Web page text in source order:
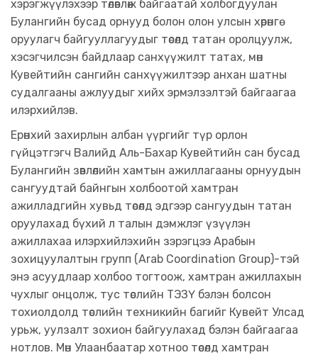
хэрэгжүүлэхээр төлөвлөж байгаатай холбогдуулан
Булангийн бусад орнууд болон олон улсын хөрөнгө
оруулагч байгууллагуудыг төсөлд татан оролцуулж,
хэсэгчилсэн байдлаар санхүүжилт татах, мөн
Кувейтийн сангийн санхүүжилтээр анхан шатны
судалгааны ажлуудыг хийх эрмэлзэлтэй байгаагаа
илэрхийлэв.
​​​​​Ерөнхий захирлын албан үүргийг түр орлон
гүйцэтгэгч Валийд Аль-Бахар Кувейтийн сан бусад
Булангийн зөвлөлийн хамтын ажиллагааны орнуудын
сангуудтай байнгын холбоотой хамтран
ажилладгийн хувьд төсөлд эдгээр сангуудын татан
оруулахад бүхий л талын дэмжлэг үзүүлэн
ажиллахаа илэрхийлэхийн зэрэгцээ Арабын
зохицуулалтын групп (Arab Coordination Group)-тэй
энэ асуудлаар холбоо тогтоож, хамтран ажиллахын
чухлыг онцолж, тус төслийн ТЭЗҮ бэлэн болсон
тохиолдолд төслийн техникийн багийг Кувейт Улсад
урьж, уулзалт зохион байгуулахад бэлэн байгаагаа
нотлов. Мөн Улаанбаатар хотноо төсөлд хамтран